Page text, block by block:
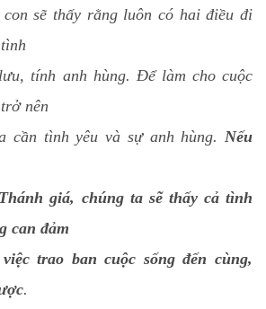
sẽ thấy rằng luôn có hai điều đi
tính anh hùng. Để làm cho cuộc
nên
cần tình yêu và sự anh hùng. Nếu
giá, chúng ta sẽ thấy cả tình
can đảm
trao ban cuộc sống đến cùng,
.